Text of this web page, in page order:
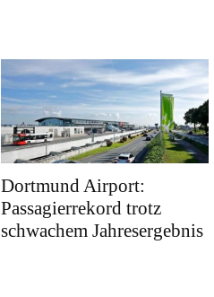
Dortmund Airport:
Passagierrekord trotz
schwachem Jahresergebnis